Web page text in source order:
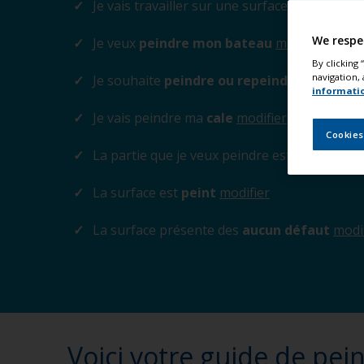
Je vais travailler sur une surfaceau-
Je veux peindre mon bateau modifier
Je souhaite peindre ou repeindre
Je vais peindre ma cale modifier
La partie que je veux peindre est en époxy
La surface est peint modifier
La surface présente des aucun défaut
Voici votre guide de
We
By clicking
navigation,